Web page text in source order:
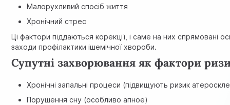
Малорухливий спосіб життя
Хронічний стрес
Ці фактори піддаються корекції, і саме на них спрямовані
заходи профілактики ішемічної хвороби.
Супутні захворювання як фактори
Хронічні запальні процеси (підвищують ризик
Порушення сну (особливо апное)